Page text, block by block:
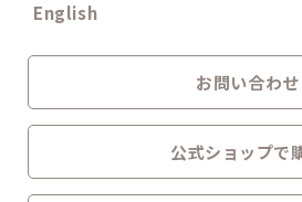
English
お問い合わせ
公式ショップで